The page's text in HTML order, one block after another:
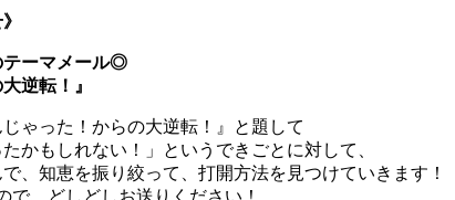
ーマメール◎
逆転！』
ゃった！からの大逆転！』と題して
かもしれない！」というできごとに対して、
、知恵を振り絞って、打開方法を見つけていきます！